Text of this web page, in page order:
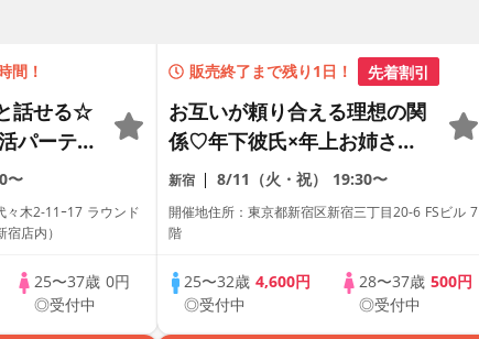
間！
話せる☆
パーティ
〜
々木2-11ｰ17 ラウンド
店内）
25〜37歳 0円
◎受付中
販売終了まで残り1日！ 先着割引
お互いが頼り合える理想の関
係♡年下彼氏×年上お姉さん
彼女の逆年の差恋活パーティ
ー《全席半個室の上質な1対1
相席専用会場》《machicon
放題付き》
新宿 8/11（火・祝） 19:30〜
開催地住所：東京都新宿区新宿三丁目20-6 FSビル 7
階
25〜32歳4,600円
◎受付中
28〜37歳500円
◎受付中